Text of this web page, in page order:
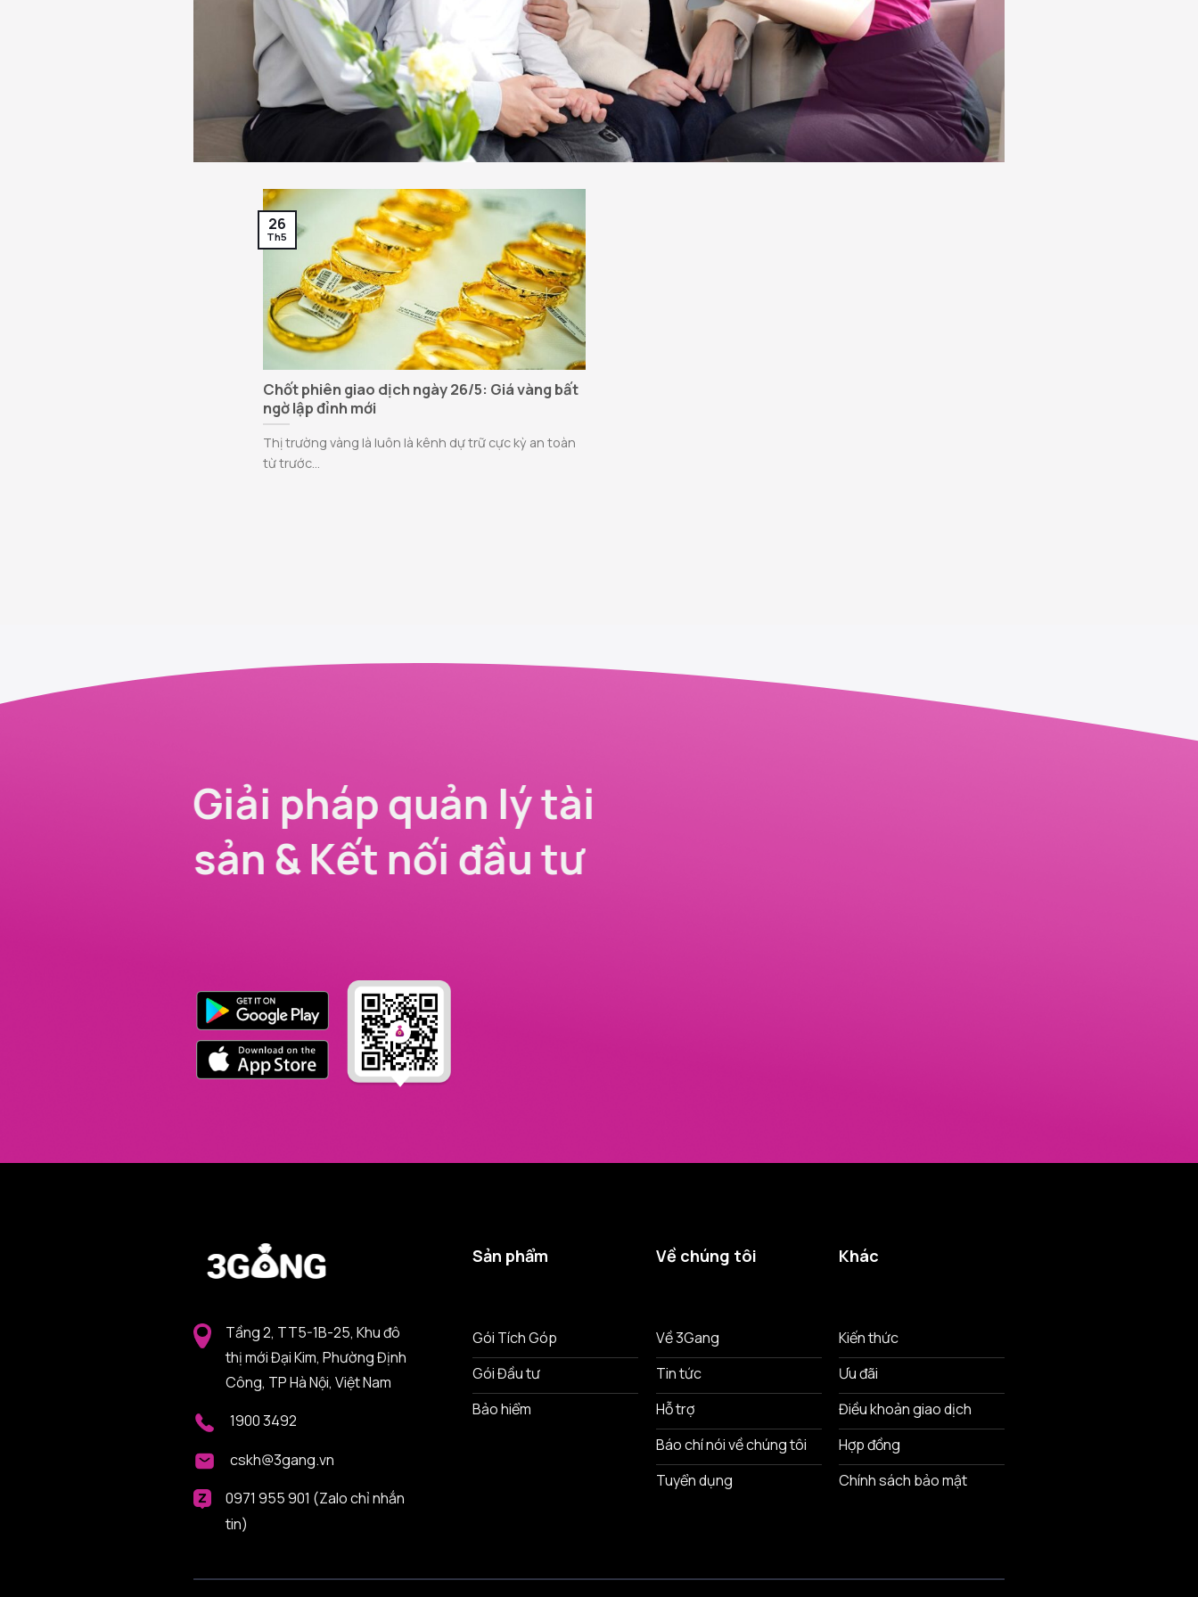
Chốt phiên giao dịch ngày 26/5: Giá vàng bất
ngờ lập đỉnh mới
Thị trường vàng là luôn là kênh dự trữ cực kỳ an toàn
từ trước...
26
Th5
Giải pháp quản lý tài
sản & Kết nối đầu tư
Tầng 2, TT5-1B-25, Khu đô
thị mới Đại Kim, Phường Định
Công, TP Hà Nội, Việt Nam
1900 3492
cskh@3gang.vn
0971 955 901 (Zalo chỉ nhắn
tin)
Sản phẩm
Gói Tích Góp
Gói Đầu tư
Bảo hiểm
Về chúng tôi
Về 3Gang
Tin tức
Hỗ trợ
Báo chí nói về chúng tôi
Tuyển dụng
Khác
Kiến thức
Ưu đãi
Điều khoản giao dịch
Hợp đồng
Chính sách bảo mật